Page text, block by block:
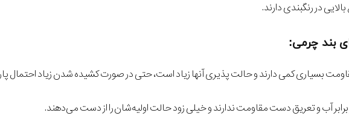
در رنگبندی دارند.
بند چرمی:
بسیاری کمی دارند و حالت پذیری آنها زیاد است، حتی در صورت کشیده شدن زیاد احتمال
آب و تعریق دست مقاومت ندارند و خیلی زود حالت اولیه‌شان را از دست می‌دهند.